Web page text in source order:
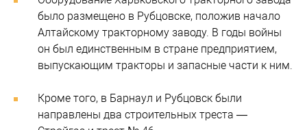
было размещено в Рубцовске, положив начало
Алтайскому тракторному заводу. В годы войны
он был единственным в стране предприятием,
выпускающим тракторы и запасные части к ним.
Кроме того, в Барнаул и Рубцовск были
направлены два строительных треста —